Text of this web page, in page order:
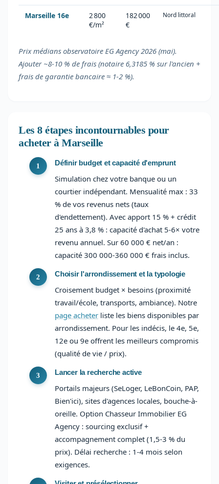
Marseille 16e
2 800
€/m²
182 000
€
Nord littoral
Prix médians observatoire EG Agency 2026 (mai).
Ajouter ~8-10 % de frais (notaire 6,3185 % sur l'ancien +
frais de garantie bancaire ≈ 1-2 %).
Les 8 étapes incontournables pour
acheter à Marseille
Définir budget et capacité d'emprunt
Simulation chez votre banque ou un
courtier indépendant. Mensualité max : 33
% de vos revenus nets (taux
d'endettement). Avec apport 15 % + crédit
25 ans à 3,8 % : capacité d'achat 5-6× votre
revenu annuel. Sur 60 000 € net/an :
capacité 300 000-360 000 € frais inclus.
Choisir l'arrondissement et la typologie
Croisement budget × besoins (proximité
travail/école, transports, ambiance). Notre
page acheter liste les biens disponibles par
arrondissement. Pour les indécis, le 4e, 5e,
12e ou 9e offrent les meilleurs compromis
(qualité de vie / prix).
Lancer la recherche active
Portails majeurs (SeLoger, LeBonCoin, PAP,
Bien'ici), sites d'agences locales, bouche-à-
oreille. Option Chasseur Immobilier EG
Agency : sourcing exclusif +
accompagnement complet (1,5-3 % du
prix). Délai recherche : 1-4 mois selon
exigences.